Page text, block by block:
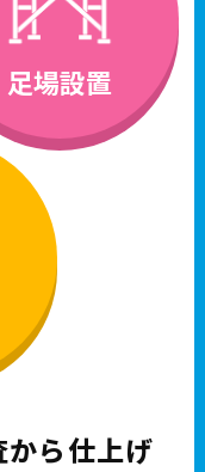
足場設置
ら仕上げ